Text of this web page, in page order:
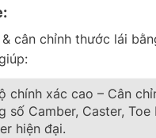
cân chỉnh thước lái
chính xác cao – Cân
số Camber, Caster, Toe
hiện đại.